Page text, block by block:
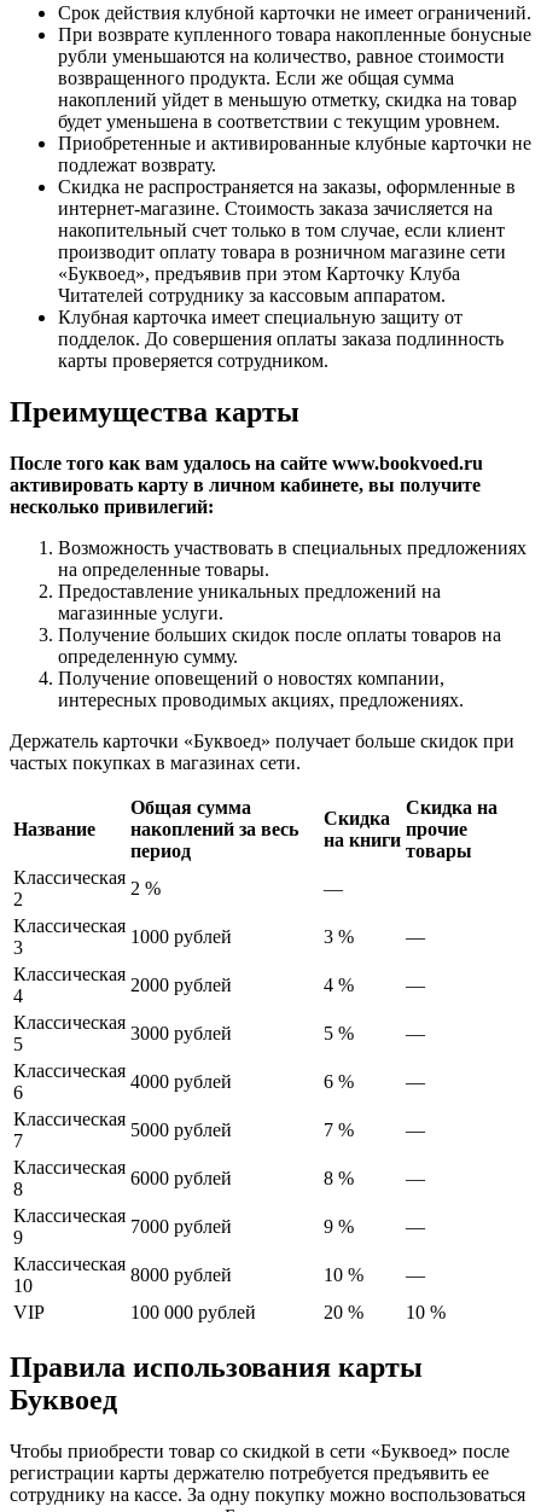
Срок действия клубной карточки не имеет ограничений.
При возврате купленного товара накопленные бонусные
рубли уменьшаются на количество, равное стоимости
возвращенного продукта. Если же общая сумма
накоплений уйдет в меньшую отметку, скидка на товар
будет уменьшена в соответствии с текущим уровнем.
Приобретенные и активированные клубные карточки не
подлежат возврату.
Скидка не распространяется на заказы, оформленные в
интернет-магазине. Стоимость заказа зачисляется на
накопительный счет только в том случае, если клиент
производит оплату товара в розничном магазине сети
«Буквоед», предъявив при этом Карточку Клуба
Читателей сотруднику за кассовым аппаратом.
Клубная карточка имеет специальную защиту от
подделок. До совершения оплаты заказа подлинность
карты проверяется сотрудником.
Преимущества карты
После того как вам удалось на сайте www.bookvoed.ru
активировать карту в личном кабинете, вы получите
несколько привилегий:
Возможность участвовать в специальных предложениях
на определенные товары.
Предоставление уникальных предложений на
магазинные услуги.
Получение больших скидок после оплаты товаров на
определенную сумму.
Получение оповещений о новостях компании,
интересных проводимых акциях, предложениях.
Держатель карточки «Буквоед» получает больше скидок при
частых покупках в магазинах сети.
Название
Общая сумма
накоплений за весь
период
Скидка
на книги
Скидка на
прочие
товары
Классическая
2
2 %
—
Классическая
3
1000 рублей 3 %
—
Классическая
4
2000 рублей 4 %
—
Классическая
5
3000 рублей 5 %
—
Классическая
6
4000 рублей 6 %
—
Классическая
7
5000 рублей 7 %
—
Классическая
8
6000 рублей 8 %
—
Классическая
9
7000 рублей 9 %
—
Классическая
10
8000 рублей 10 %
—
VIP
100 000 рублей 20 % 10 %
Правила использования карты
Буквоед
Чтобы приобрести товар со скидкой в сети «Буквоед» после
регистрации карты держателю потребуется предъявить ее
сотруднику на кассе. За одну покупку можно воспользоваться